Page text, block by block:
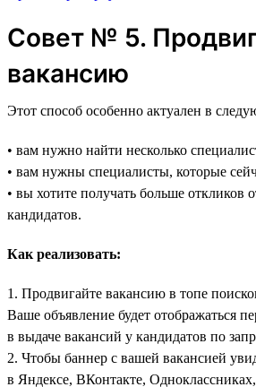
Совет № 5.
вакансию
Этот способ особенно актуален в
• вам нужно найти несколько
• вам нужны специалисты, которые
• вы хотите получать больше откликов
кандидатов.
Как реализовать:
1. Продвигайте вакансию в топе
Ваше объявление будет отображаться
в выдаче вакансий у кандидатов по
2. Чтобы баннер с вашей вакансией
в Яндексе, ВКонтакте,